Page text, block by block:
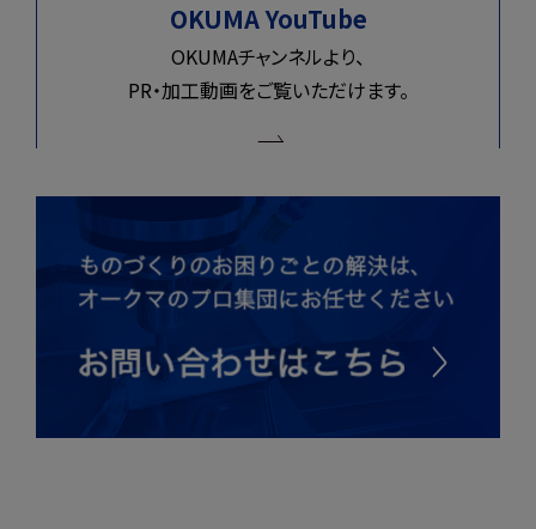
OKUMA YouTube
OKUMAチャンネルより、
PR・加工動画をご覧いただけます。